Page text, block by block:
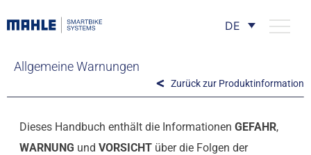
DE
Allgemeine Warnungen
Zurück zur Produktinformation
Dieses Handbuch enthält die Informationen GEFAHR,
WARNUNG und VORSICHT über die Folgen der